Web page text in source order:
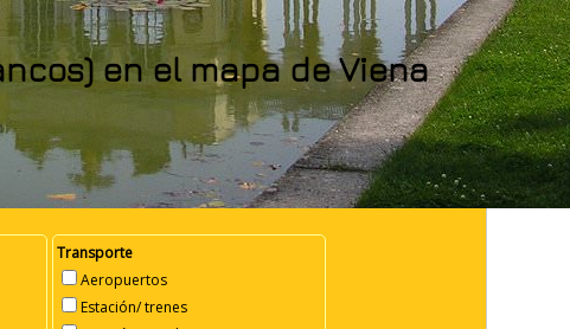
en el mapa de Viena
Transporte
Aeropuertos
Estación/ trenes